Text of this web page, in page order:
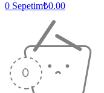
0 Sepetim₺0.00